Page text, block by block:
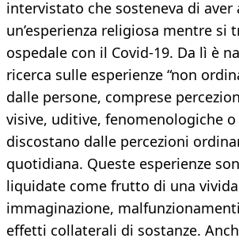
intervistato che sosteneva di aver
un’esperienza religiosa mentre si
ospedale con il Covid-19. Da lì è
ricerca sulle esperienze “non
dalle persone, comprese
visive, uditive, fenomenologiche
discostano dalle percezioni
quotidiana. Queste esperienze
liquidate come frutto di una vivida
immaginazione,
effetti collaterali di sostanze.